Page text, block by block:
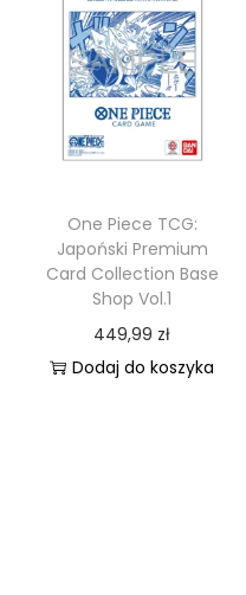
One Piece TCG:
Japoński Premium
Card Collection Base
Shop Vol.1
449,99 zł
Dodaj do koszyka